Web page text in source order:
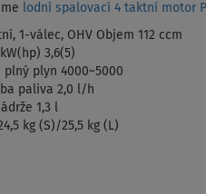
lodní spalovací 4 taktní motor
1-válec, OHV Objem 112 ccm
3,6(5)
plný plyn 4000~5000
paliva 2,0 l/h
1,3 l
kg (S)/25,5 kg (L)